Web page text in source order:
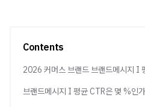
Contents
2026 커머스 브랜드 브랜드메시지 I
브랜드메시지 I 평균 CTR은 몇 %인가